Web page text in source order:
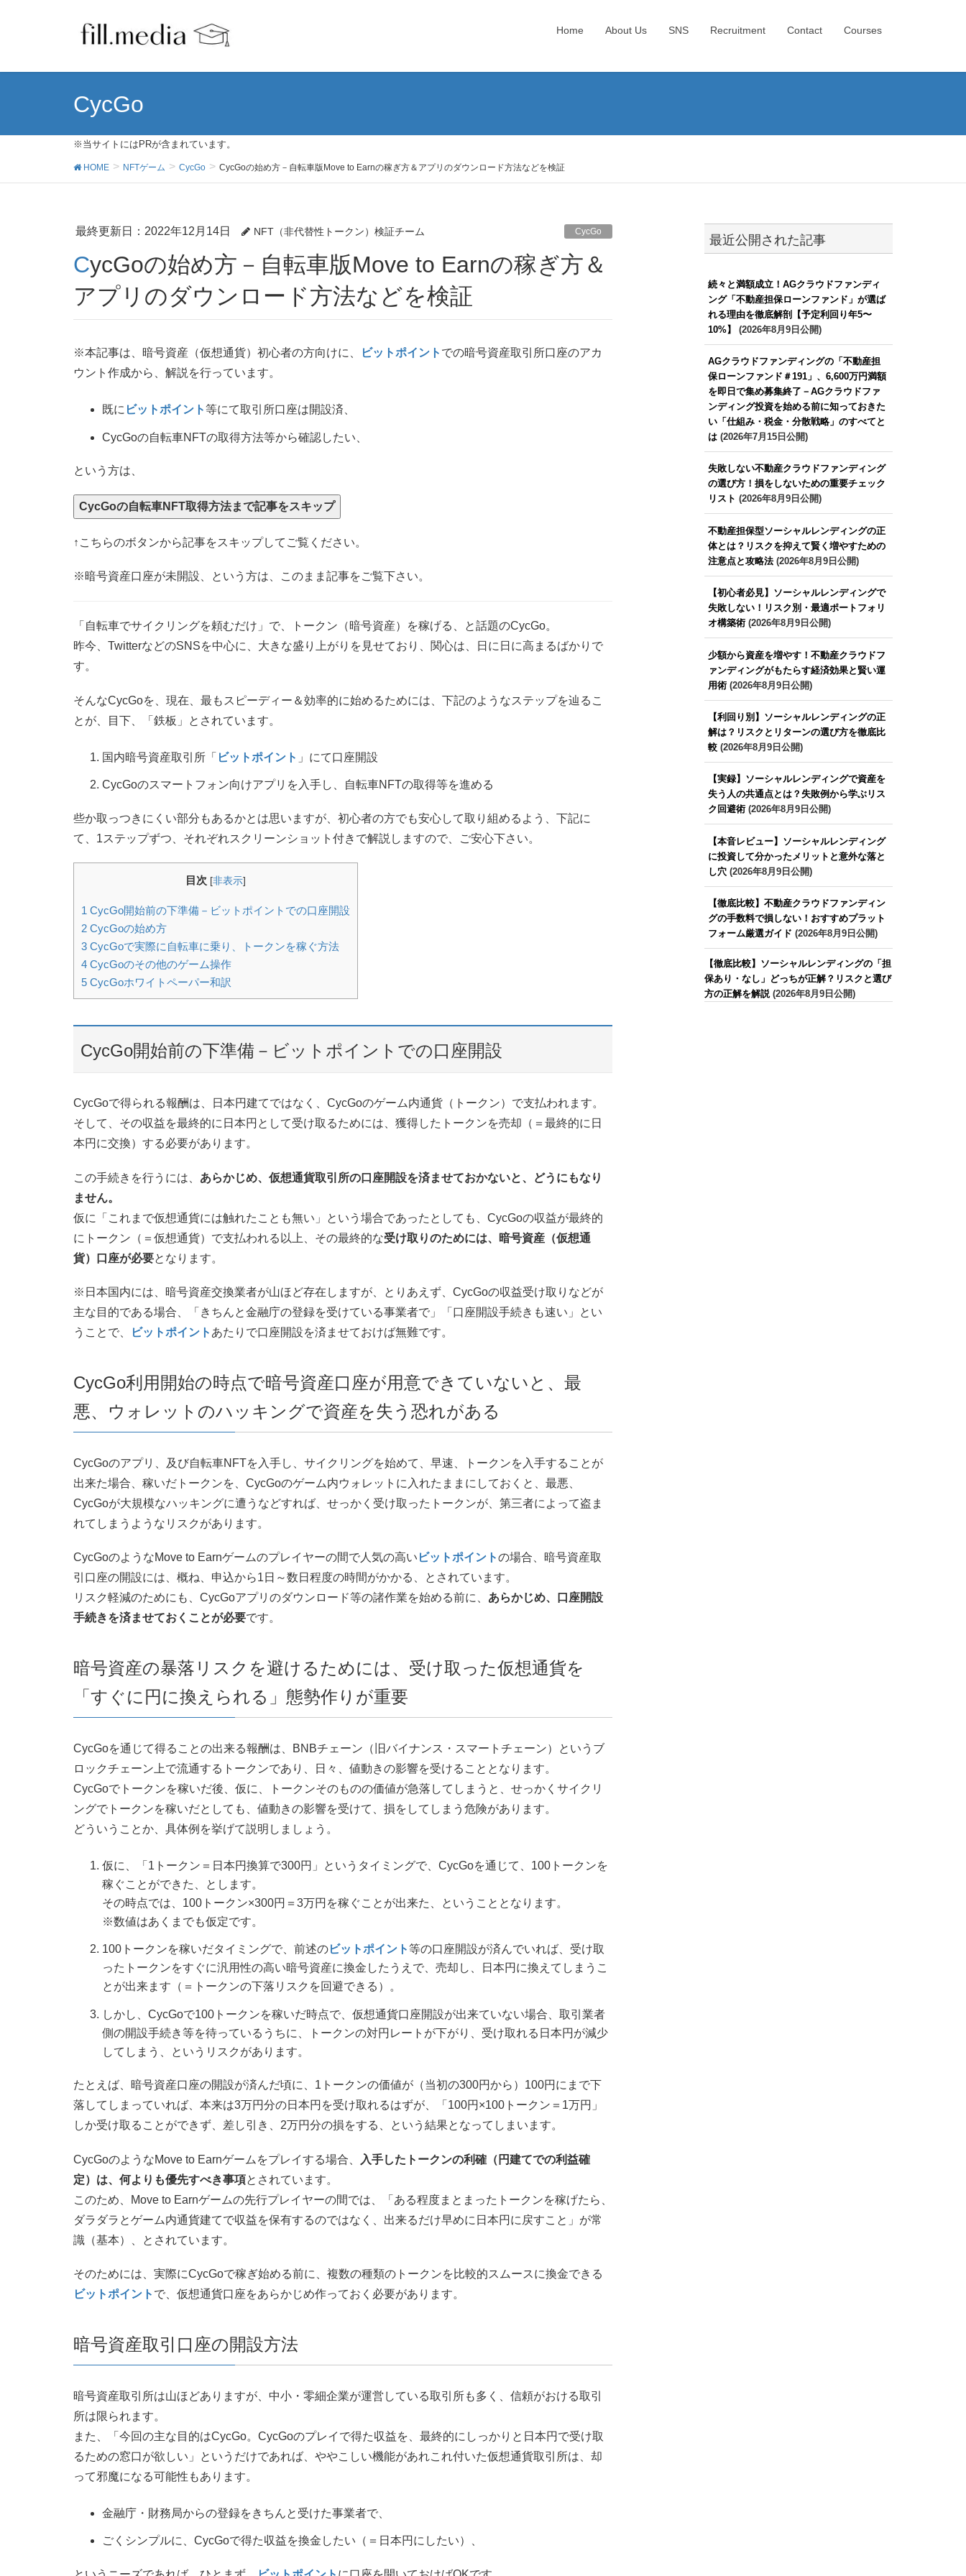
Home About Us SNS Recruitment Contact Courses
CycGo
※当サイトにはPRが含まれています。
HOME NFTゲーム CycGo CycGoの始め方－自転車版Move to Earnの稼ぎ方＆アプリのダウンロード方法などを検証
最終更新日：2022年12月14日 NFT（非代替性トークン）検証チーム CycGo
CycGoの始め方－自転車版Move to Earnの稼ぎ方＆
アプリのダウンロード方法などを検証
※本記事は、暗号資産（仮想通貨）初心者の方向けに、 ビットポイント での暗号資産取引所口座のアカ
ウント作成から、解説を行っています。
既に ビットポイント等にて取引所口座は開設済、
CycGoの自転車NFTの取得方法等から確認したい、
という方は、
CycGoの自転車NFT取得方法まで記事をスキップ
↑こちらのボタンから記事をスキップしてご覧ください。
※暗号資産口座が未開設、という方は、このまま記事をご覧下さい。
「自転車でサイクリングを頼むだけ」で、トークン（暗号資産）を稼げる、と話題のCycGo。
昨今、TwitterなどのSNSを中心に、大きな盛り上がりを見せており、関心は、日に日に高まるばかりで
す。
そんなCycGoを、現在、最もスピーディー＆効率的に始めるためには、下記のようなステップを辿るこ
とが、目下、「鉄板」とされています。
国内暗号資産取引所「 ビットポイント 」にて口座開設
CycGoのスマートフォン向けアプリを入手し、自転車NFTの取得等を進める
些か取っつきにくい部分もあるかとは思いますが、初心者の方でも安心して取り組めるよう、下記に
て、1ステップずつ、それぞれスクリーンショット付きで解説しますので、ご安心下さい。
目次 [非表示]
1 CycGo開始前の下準備－ビットポイントでの口座開設
2 CycGoの始め方
3 CycGoで実際に自転車に乗り、トークンを稼ぐ方法
4 CycGoのその他のゲーム操作
5 CycGoホワイトペーパー和訳
CycGo開始前の下準備－ビットポイントでの口座開設
CycGoで得られる報酬は、日本円建てではなく、CycGoのゲーム内通貨（トークン）で支払われます。
そして、その収益を最終的に日本円として受け取るためには、獲得したトークンを売却（＝最終的に日
本円に交換）する必要があります。
この手続きを行うには、 あらかじめ、仮想通貨取引所の口座開設を済ませておかないと、どうにもなり
ません。
仮に「これまで仮想通貨には触れたことも無い」という場合であったとしても、CycGoの収益が最終的
にトークン（＝仮想通貨）で支払われる以上、その最終的な受け取りのためには、暗号資産（仮想通
貨）口座が必要となります。
※日本国内には、暗号資産交換業者が山ほど存在しますが、とりあえず、CycGoの収益受け取りなどが
主な目的である場合、「きちんと金融庁の登録を受けている事業者で」「口座開設手続きも速い」とい
うことで、
ビットポイント あたりで口座開設を済ませておけば無難です。
CycGo利用開始の時点で暗号資産口座が用意できていないと、最
悪、ウォレットのハッキングで資産を失う恐れがある
CycGoのアプリ、及び自転車NFTを入手し、サイクリングを始めて、早速、トークンを入手することが
出来た場合、稼いだトークンを、CycGoのゲーム内ウォレットに入れたままにしておくと、最悪、
CycGoが大規模なハッキングに遭うなどすれば、せっかく受け取ったトークンが、第三者によって盗ま
れてしまうようなリスクがあります。
CycGoのようなMove to Earnゲームのプレイヤーの間で人気の高い ビットポイントの場合、暗号資産取
引口座の開設には、概ね、申込から1日～数日程度の時間がかかる、とされています。
リスク軽減のためにも、CycGoアプリのダウンロード等の諸作業を始める前に、 あらかじめ、口座開設
手続きを済ませておくことが必要です。
暗号資産の暴落リスクを避けるためには、受け取った仮想通貨を
「すぐに円に換えられる」態勢作りが重要
CycGoを通じて得ることの出来る報酬は、BNBチェーン（旧バイナンス・スマートチェーン）というブ
ロックチェーン上で流通するトークンであり、日々、値動きの影響を受けることとなります。
CycGoでトークンを稼いだ後、仮に、トークンそのものの価値が急落してしまうと、せっかくサイクリ
ングでトークンを稼いだとしても、値動きの影響を受けて、損をしてしまう危険があります。
どういうことか、具体例を挙げて説明しましょう。
仮に、「1トークン＝日本円換算で300円」というタイミングで、CycGoを通じて、100トークンを
稼ぐことができた、とします。
その時点では、100トークン×300円＝3万円を稼ぐことが出来た、ということとなります。
※数値はあくまでも仮定です。
100トークンを稼いだタイミングで、前述のビットポイント等の口座開設が済んでいれば、受け取
ったトークンをすぐに汎用性の高い暗号資産に換金したうえで、売却し、日本円に換えてしまうこ
とが出来ます（＝トークンの下落リスクを回避できる）。
しかし、CycGoで100トークンを稼いだ時点で、仮想通貨口座開設が出来ていない場合、取引業者
側の開設手続き等を待っているうちに、トークンの対円レートが下がり、受け取れる日本円が減少
してしまう、というリスクがあります。
たとえば、暗号資産口座の開設が済んだ頃に、1トークンの価値が（当初の300円から）100円にまで下
落してしまっていれば、本来は3万円分の日本円を受け取れるはずが、「100円×100トークン＝1万円」
しか受け取ることができず、差し引き、2万円分の損をする、という結果となってしまいます。
CycGoのようなMove to Earnゲームをプレイする場合、
入手したトークンの利確（円建てでの利益確
定）は、何よりも優先すべき事項とされています。
このため、Move to Earnゲームの先行プレイヤーの間では、「ある程度まとまったトークンを稼げたら、
ダラダラとゲーム内通貨建てで収益を保有するのではなく、出来るだけ早めに日本円に戻すこと」が常
識（基本）、とされています。
そのためには、実際にCycGoで稼ぎ始める前に、複数の種類のトークンを比較的スムースに換金できる
ビットポイント で、仮想通貨口座をあらかじめ作っておく必要があります。
暗号資産取引口座の開設方法
暗号資産取引所は山ほどありますが、中小・零細企業が運営している取引所も多く、信頼がおける取引
所は限られます。
また、「今回の主な目的はCycGo。CycGoのプレイで得た収益を、最終的にしっかりと日本円で受け取
るための窓口が欲しい」というだけであれば、ややこしい機能があれこれ付いた仮想通貨取引所は、却
って邪魔になる可能性もあります。
金融庁・財務局からの登録をきちんと受けた事業者で、
ごくシンプルに、CycGoで得た収益を換金したい（＝日本円にしたい）、
最近公開された記事
続々と満額成立！AGクラウドファンディ
ング「不動産担保ローンファンド」が選ば
れる理由を徹底解剖【予定利回り年5〜
10%】
(2026年8月9日公開)
AGクラウドファンディングの「不動産担
保ローンファンド＃191」、6,600万円満額
を即日で集め募集終了－AGクラウドファ
ンディング投資を始める前に知っておきた
い「仕組み・税金・分散戦略」のすべてと
は(2026年7月15日公開)
失敗しない不動産クラウドファンディング
の選び方！損をしないための重要チェック
リスト (2026年8月9日公開)
不動産担保型ソーシャルレンディングの正
体とは？リスクを抑えて賢く増やすための
注意点と攻略法(2026年8月9日公開)
【初心者必見】ソーシャルレンディングで
失敗しない！リスク別・最適ポートフォリ
オ構築術(2026年8月9日公開)
少額から資産を増やす！不動産クラウドフ
ァンディングがもたらす経済効果と賢い運
用術(2026年8月9日公開)
【利回り別】ソーシャルレンディングの正
解は？リスクとリターンの選び方を徹底比
較(2026年8月9日公開)
【実録】ソーシャルレンディングで資産を
失う人の共通点とは？失敗例から学ぶリス
ク回避術(2026年8月9日公開)
【本音レビュー】ソーシャルレンディング
に投資して分かったメリットと意外な落と
し穴(2026年8月9日公開)
【徹底比較】不動産クラウドファンディン
グの手数料で損しない！おすすめプラット
フォーム厳選ガイド (2026年8月9日公開)
【徹底比較】ソーシャルレンディングの「担
保あり・なし」どっちが正解？リスクと選び
方の正解を解説(2026年8月9日公開)